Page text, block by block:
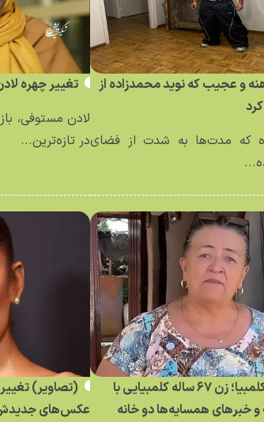
و عجیب که نوید محمدزاده از
که مدت‌ها به شدت از فضای
تغییر چهره
لادن مستوفی،
در تازه‌ترین...
ملکه شایعه کلمبیا؛ زن ۶۷ ساله کلمبیایی با
خبر‌های همسایه‌ها دو خانه
(تصاویر)
عکس‌های جدیدش؛